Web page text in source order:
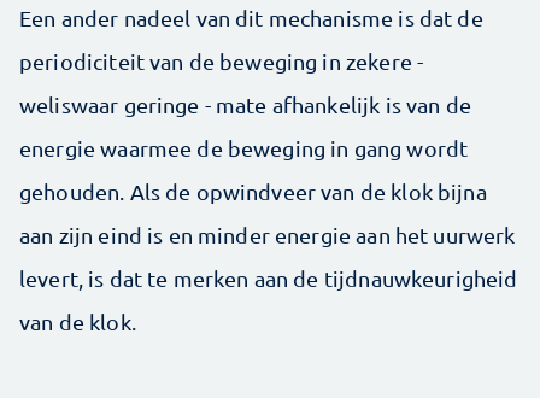
Een ander nadeel van dit mechanisme is dat de
periodiciteit van de beweging in zekere -
weliswaar geringe - mate afhankelijk is van de
energie waarmee de beweging in gang wordt
gehouden. Als de opwindveer van de klok bijna
aan zijn eind is en minder energie aan het uurwerk
levert, is dat te merken aan de tijdnauwkeurigheid
van de klok.